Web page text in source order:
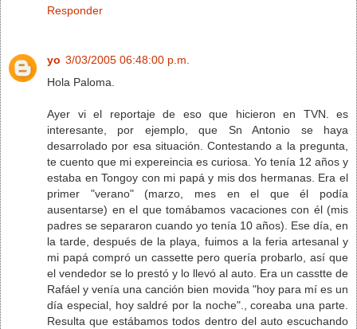
Responder
yo 3/03/2005 06:48:00 p.m.
Hola Paloma.
Ayer vi el reportaje de eso que hicieron en TVN. es
interesante, por ejemplo, que Sn Antonio se haya
desarrolado por esa situación. Contestando a la pregunta,
te cuento que mi expereincia es curiosa. Yo tenía 12 años y
estaba en Tongoy con mi papá y mis dos hermanas. Era el
primer "verano" (marzo, mes en el que él podía
ausentarse) en el que tomábamos vacaciones con él (mis
padres se separaron cuando yo tenía 10 años). Ese día, en
la tarde, después de la playa, fuimos a la feria artesanal y
mi papá compró un cassette pero quería probarlo, así que
el vendedor se lo prestó y lo llevó al auto. Era un casstte de
Rafáel y venía una canción bien movida "hoy para mí es un
día especial, hoy saldré por la noche"., coreaba una parte.
Resulta que estábamos todos dentro del auto escuchando